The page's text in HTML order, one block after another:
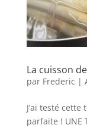
La cuisson
par Frederic |
J’ai testé
parfaite ! UNE